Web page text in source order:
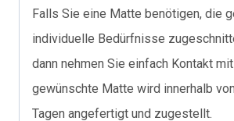
Falls Sie eine Matte benötigen, die
individuelle Bedürfnisse
dann nehmen Sie einfach Kontakt
gewünschte Matte wird innerhalb
Tagen angefertigt und zugestellt.